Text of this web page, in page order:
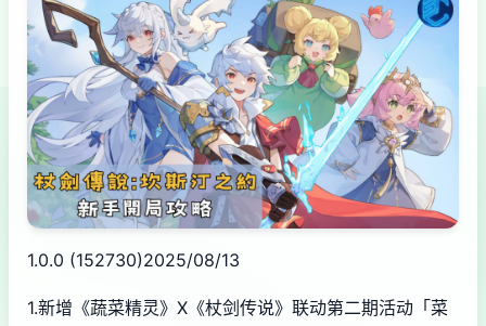
1.0.0 (152730)2025/08/13
1.新增《蔬菜精灵》X《杖剑传说》联动第二期活动「菜